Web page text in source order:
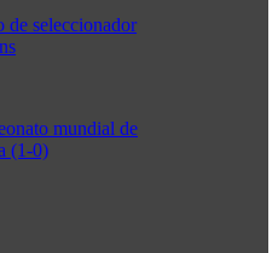
de seleccionador
mundial de
(1-0)